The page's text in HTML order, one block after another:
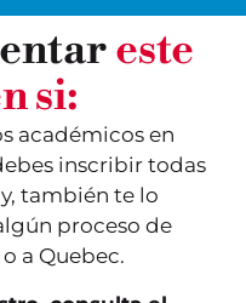
este
si:
académicos en
inscribir todas
también te lo
proceso de
a Quebec.